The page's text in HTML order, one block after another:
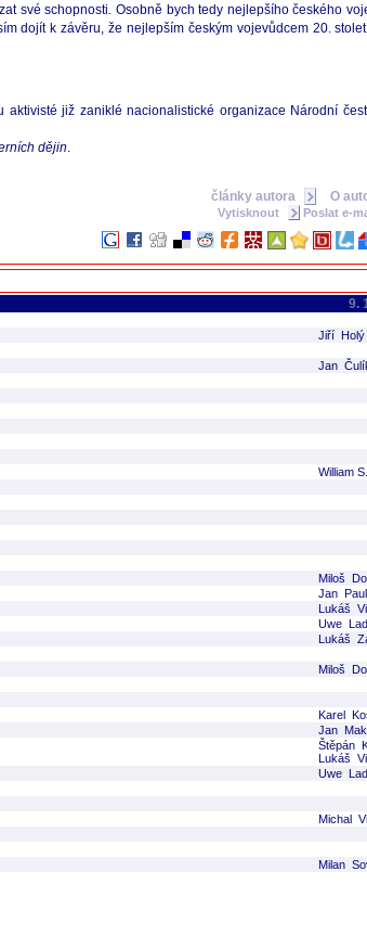
své schopnosti. Osobně bych tedy nejlepšího českého
dojít k závěru, že nejlepším českým vojevůdcem 20.
aktivisté již zaniklé nacionalistické organizace Národní
dějin.
články autora
O
Vytisknout Poslat e-
9.
Jiří Holý
Jan
William
Miloš
Jan Paul
Lukáš
Uwe
Lukáš
Miloš
Karel
Jan
Štěpán
Lukáš
Uwe
Michal
Milan